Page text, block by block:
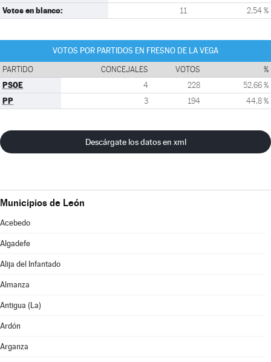
Votos en blanco: 11 2,54 %
VOTOS POR PARTIDOS EN FRESNO DE LA VEGA
PARTIDO CONCEJALES VOTOS %
PSOE 4 228 52,66 %
PP 3 194 44,8 %
Descárgate los datos en xml
Municipios de León
Acebedo
Algadefe
Alija del Infantado
Almanza
Antigua (La)
Ardón
Arganza